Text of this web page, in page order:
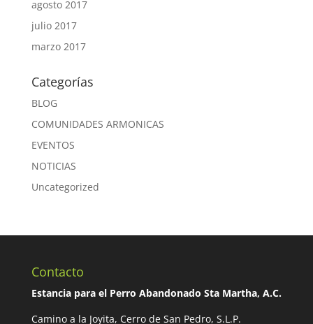
agosto 2017
julio 2017
marzo 2017
Categorías
BLOG
COMUNIDADES ARMONICAS
EVENTOS
NOTICIAS
Uncategorized
Contacto
Estancia para el Perro Abandonado Sta Martha, A.C.
Camino a la Joyita, Cerro de San Pedro, S.L.P.